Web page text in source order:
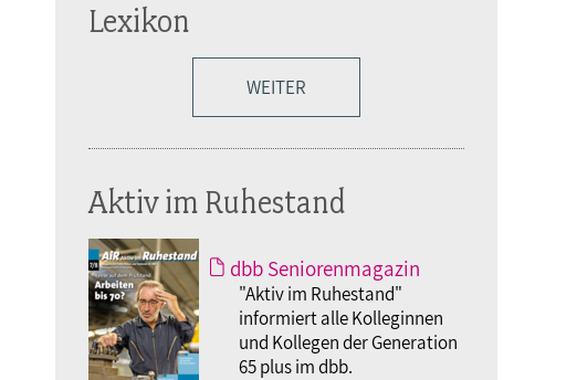
Lexikon
WEITER
Aktiv im Ruhestand
dbb Seniorenmagazin
"Aktiv im Ruhestand"
informiert alle Kolleginnen
und Kollegen der Generation
65 plus im dbb.